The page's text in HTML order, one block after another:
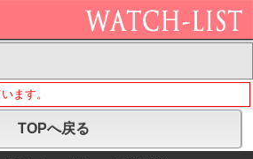
ます。
TOPへ戻る